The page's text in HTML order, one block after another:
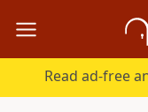
Read ad-free